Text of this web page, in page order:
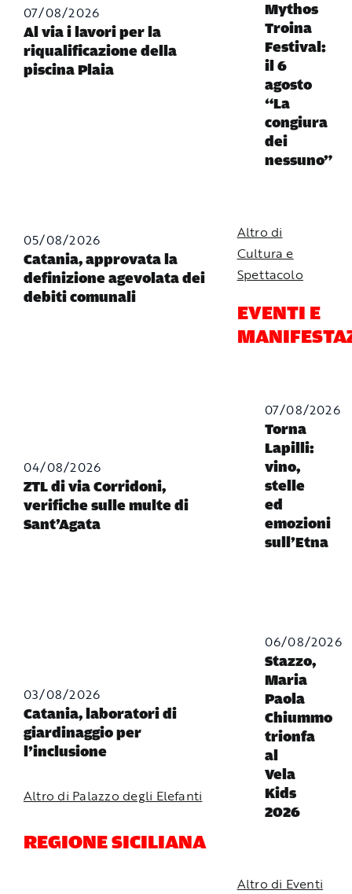
07/08/2026
Al via i lavori per la
riqualificazione della
piscina Plaia
05/08/2026
Catania, approvata la
definizione agevolata dei
debiti comunali
04/08/2026
ZTL di via Corridoni,
verifiche sulle multe di
Sant’Agata
03/08/2026
Catania, laboratori di
giardinaggio per
l’inclusione
Altro di Palazzo degli Elefanti
REGIONE SICILIANA
Mythos
Troina
Festival:
il 6
agosto
“La
congiura
dei
nessuno”
Altro di
Cultura e
Spettacolo
EVENTI E
07/08/2026
Torna
Lapilli:
vino,
stelle
ed
emozioni
sull’Etna
06/08/2026
Stazzo,
Maria
Paola
Chiummo
trionfa
al
Vela
Kids
2026
Altro di Eventi